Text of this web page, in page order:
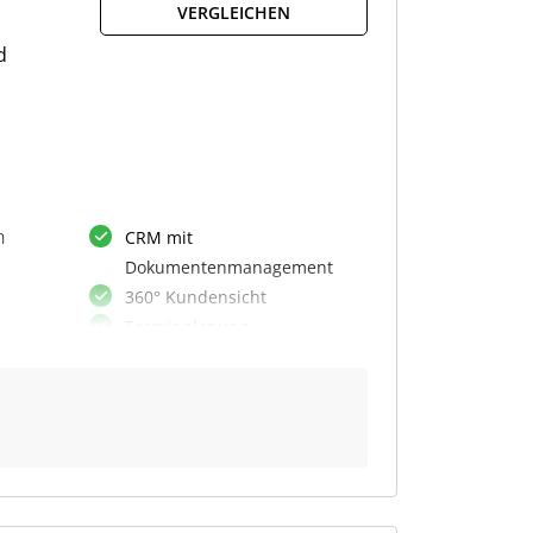
VERGLEICHEN
CRM mit
Dokumentenmanagement
360° Kundensicht
Aufgabenmanagement